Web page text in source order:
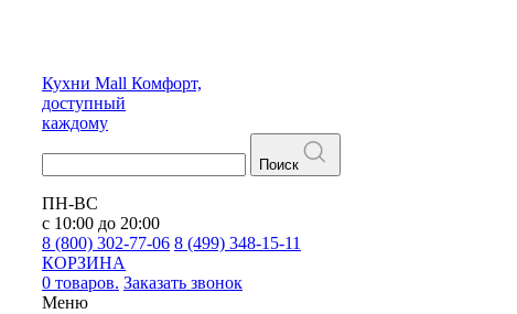
Кухни Mall Комфорт,
доступный
каждому
Поиск
ПН-ВС
с 10:00 до 20:00
8 (800) 302-77-06 8 (499) 348-15-11
КОРЗИНА
0 товаров. Заказать звонок
Меню